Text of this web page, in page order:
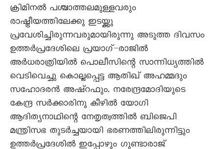
ക്രിമിനൽ പശ്ചാത്തലമുള്ളവരും
രാഷ്ട്രീയത്തിലേക്കു ഇടയ്ക്കു
പ്രവേശിച്ചിരുന്നവരുമായിരുന്നു അടുത്ത ദിവസം
ഉത്തർപ്രദേശിലെ പ്രയാഗ്–രാജിൽ
അർധരാത്രിയിൽ പൊലീസിന്റെ സാന്നിധ്യത്തിൽ
വെടിവെച്ചു കൊല്ലപ്പെട്ട ആതിഖ് അഹമ്മദും
സഹോദരൻ അഷ്റഫും. നരേന്ദ്രമോദിയുടെ
കേന്ദ്ര സർക്കാരിനു കീഴിൽ യോഗി
ആദിത്യനാഥിന്റെ നേതൃത്വത്തിൽ ബിജെപി
മന്ത്രിസഭ തുടർച്ചയായി ഭരണത്തിലിരുന്നിട്ടും
ഉത്തർപ്രദേശിൽ ഇപ്പോഴും ഗുണ്ടാരാജ്